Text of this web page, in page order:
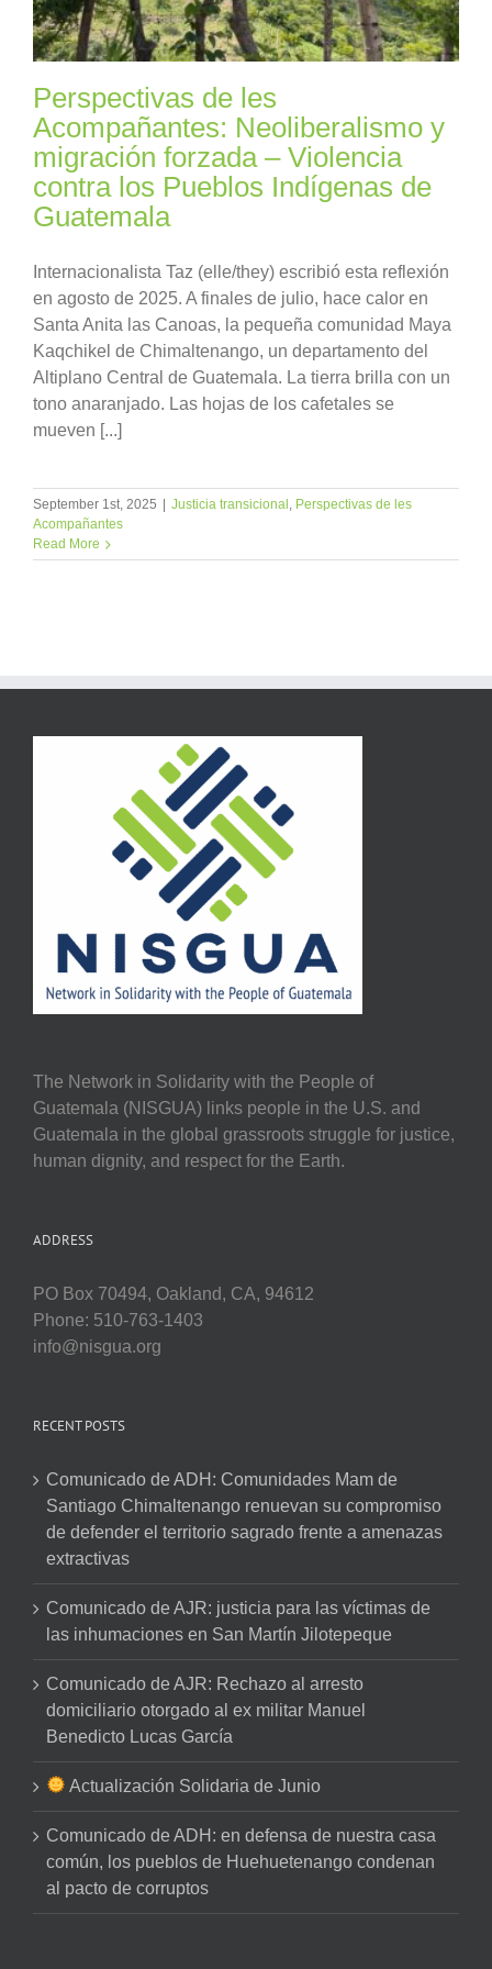
Perspectivas de les
Acompañantes: Neoliberalismo y
migración forzada – Violencia
contra los Pueblos Indígenas de
Guatemala
Internacionalista Taz (elle/they) escribió esta reflexión
en agosto de 2025. A finales de julio, hace calor en
Santa Anita las Canoas, la pequeña comunidad Maya
Kaqchikel de Chimaltenango, un departamento del
Altiplano Central de Guatemala. La tierra brilla con un
tono anaranjado. Las hojas de los cafetales se
mueven [...]
September 1st, 2025 | Justicia transicional, Perspectivas de les
Acompañantes
Read More
The Network in Solidarity with the People of
Guatemala (NISGUA) links people in the U.S. and
Guatemala in the global grassroots struggle for justice,
human dignity, and respect for the Earth.
ADDRESS
PO Box 70494, Oakland, CA, 94612
Phone: 510-763-1403
info@nisgua.org
RECENT POSTS
Comunicado de ADH: Comunidades Mam de
Santiago Chimaltenango renuevan su compromiso
de defender el territorio sagrado frente a amenazas
extractivas
Comunicado de AJR: justicia para las víctimas de
las inhumaciones en San Martín Jilotepeque
Comunicado de AJR: Rechazo al arresto
domiciliario otorgado al ex militar Manuel
Benedicto Lucas García
Actualización Solidaria de Junio
Comunicado de ADH: en defensa de nuestra casa
común, los pueblos de Huehuetenango condenan
al pacto de corruptos